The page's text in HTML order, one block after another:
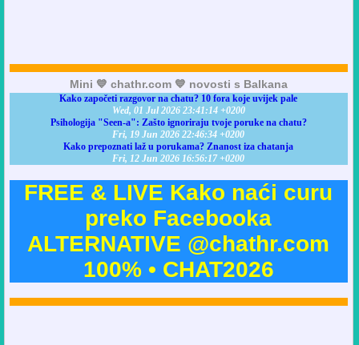
Mini 💙 chathr.com 💙 novosti s Balkana
Kako započeti razgovor na chatu? 10 fora koje uvijek pale
Wed, 01 Jul 2026 23:41:14 +0200
Psihologija "Seen-a": Zašto ignoriraju tvoje poruke na chatu?
Fri, 19 Jun 2026 22:46:34 +0200
Kako prepoznati laž u porukama? Znanost iza chatanja
Fri, 12 Jun 2026 16:56:17 +0200
FREE & LIVE Kako naći curu
preko Facebooka
ALTERNATIVE @chathr.com
100% • CHAT2026